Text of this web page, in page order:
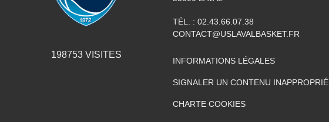
198753 VISITES
TÉL. : 02.43.66.07.38
CONTACT@USLAVALBASKET.FR
INFORMATIONS LÉGALES
SIGNALER UN CONTENU INAPPROPRIÉ
CHARTE COOKIES